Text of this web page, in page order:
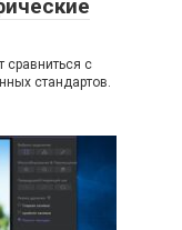
сравниться с
стандартов.